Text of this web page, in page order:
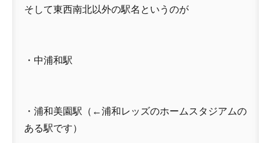
そして東西南北以外の駅名というのが
・中浦和駅
・浦和美園駅（←浦和レッズのホームスタジアムの
ある駅です）